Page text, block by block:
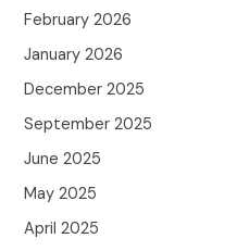
February 2026
January 2026
December 2025
September 2025
June 2025
May 2025
April 2025